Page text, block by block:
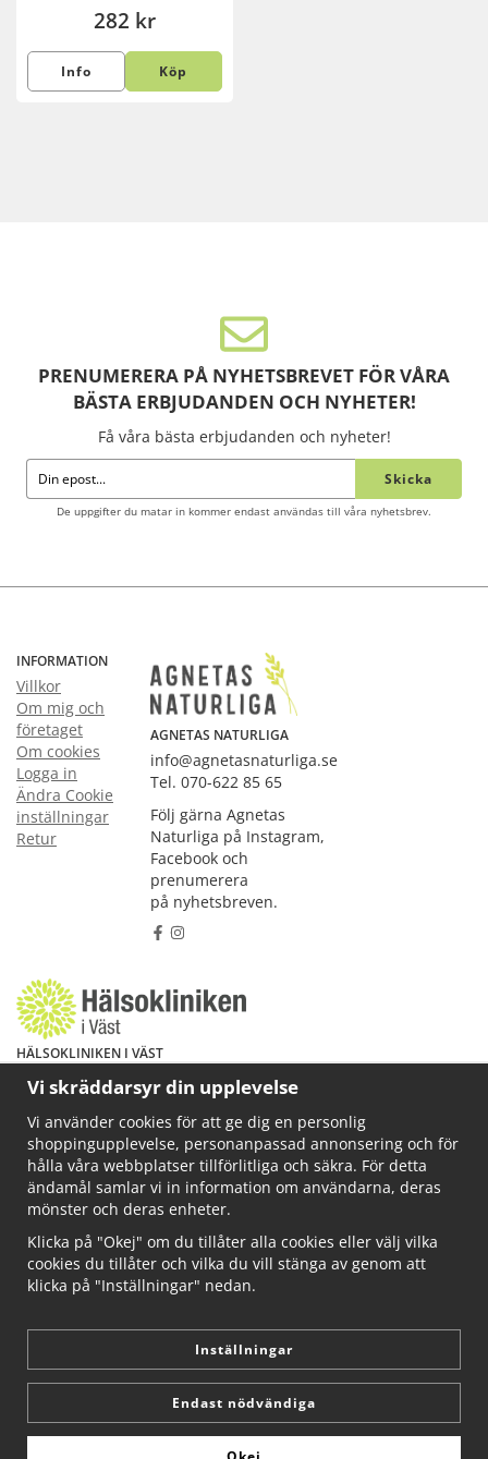
282 kr
Info Köp
PRENUMERERA PÅ NYHETSBREVET FÖR VÅRA
BÄSTA ERBJUDANDEN OCH NYHETER!
Få våra bästa erbjudanden och nyheter!
Skicka
De uppgifter du matar in kommer endast användas till våra nyhetsbrev.
INFORMATION
Villkor
Om mig och
företaget
Om cookies
Logga in
Ändra Cookie
inställningar
Retur
AGNETAS NATURLIGA
info@agnetasnaturliga.se
Tel. 070-622 85 65
Följ gärna Agnetas
Naturliga på Instagram,
Facebook och
prenumerera
på nyhetsbreven.
HÄLSOKLINIKEN I VÄST
Har du hälsoproblem? Fråga mig!
Välkommen att maila mig på
info@ahkliniken.se eller ring 070-622 85 65
Läs gärna mer på www.ahkliniken.se
Vi skräddarsyr din upplevelse
Vi använder cookies för att ge dig en personlig
shoppingupplevelse, personanpassad annonsering och för
hålla våra webbplatser tillförlitliga och säkra. För detta
ändamål samlar vi in information om användarna, deras
mönster och deras enheter.
Klicka på "Okej" om du tillåter alla cookies eller välj vilka
cookies du tillåter och vilka du vill stänga av genom att
klicka på "Inställningar" nedan.
Inställningar
Endast nödvändiga